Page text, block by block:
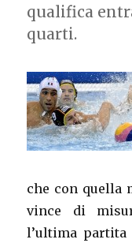
qualifica
quarti.
che con quella
vince di
l’ultima